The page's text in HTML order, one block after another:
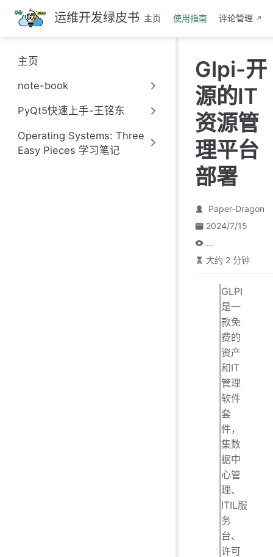
跳
至
主
要
內
运维开发绿皮书 主页 使用指南 评论管理
主页
note-book
PyQt5快速上手-王铭东
Operating Systems: Three
Easy Pieces 学习笔记
Glpi-开
源的IT
资源管
理平台
部署
Paper-Dragon
2024/7/15
...
大约 2 分钟
GLPI
是一
款免
费的
资产
和IT
管理
软件
套
件，
集数
据中
心管
理、
ITIL服
务
台、
许可